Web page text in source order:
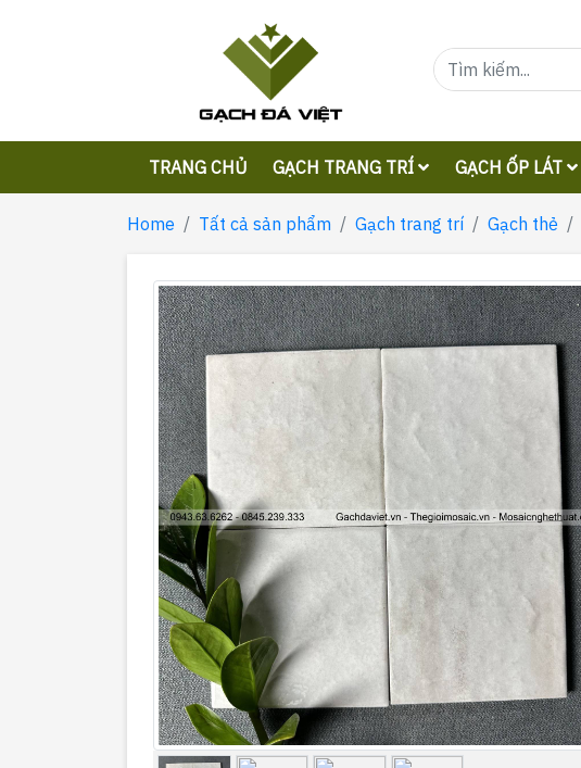
TRANG CHỦ GẠCH TRANG TRÍ GẠCH ỐP LÁT
Home Tất cả sản phẩm Gạch trang trí Gạch thẻ